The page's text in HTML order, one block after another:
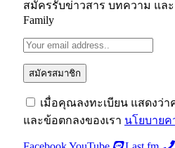
สมัครรับข่าวสาร บทความ และ
Family
เมื่อคุณลงทะเบียน แสดงว่
และข้อตกลงของเรา นโยบายค